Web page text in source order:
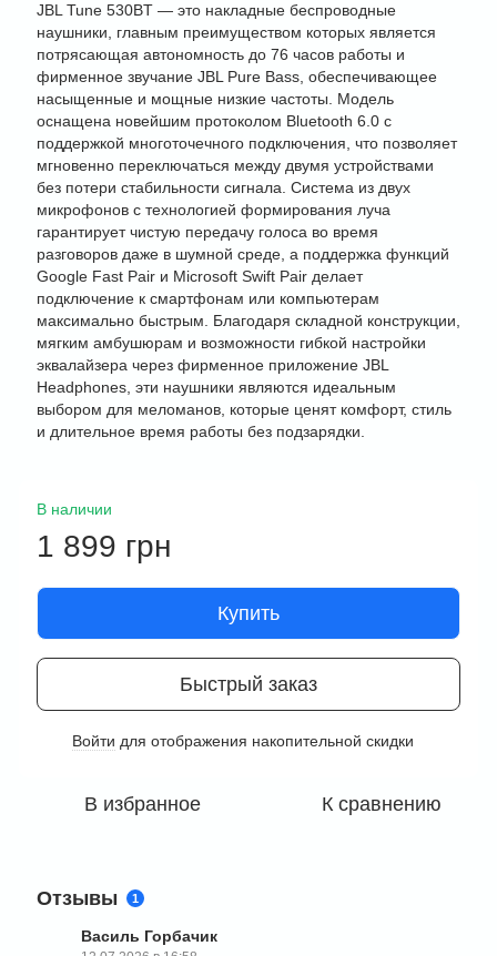
JBL Tune 530BT — это накладные беспроводные
наушники, главным преимуществом которых является
потрясающая автономность до 76 часов работы и
фирменное звучание JBL Pure Bass, обеспечивающее
насыщенные и мощные низкие частоты. Модель
оснащена новейшим протоколом Bluetooth 6.0 с
поддержкой многоточечного подключения, что позволяет
мгновенно переключаться между двумя устройствами
без потери стабильности сигнала. Система из двух
микрофонов с технологией формирования луча
гарантирует чистую передачу голоса во время
разговоров даже в шумной среде, а поддержка функций
Google Fast Pair и Microsoft Swift Pair делает
подключение к смартфонам или компьютерам
максимально быстрым. Благодаря складной конструкции,
мягким амбушюрам и возможности гибкой настройки
эквалайзера через фирменное приложение JBL
Headphones, эти наушники являются идеальным
выбором для меломанов, которые ценят комфорт, стиль
и длительное время работы без подзарядки.
В наличии
1 899 грн
Купить
Быстрый заказ
Войти для отображения накопительной скидки
В избранное К сравнению
Отзывы 1
Василь Горбачик